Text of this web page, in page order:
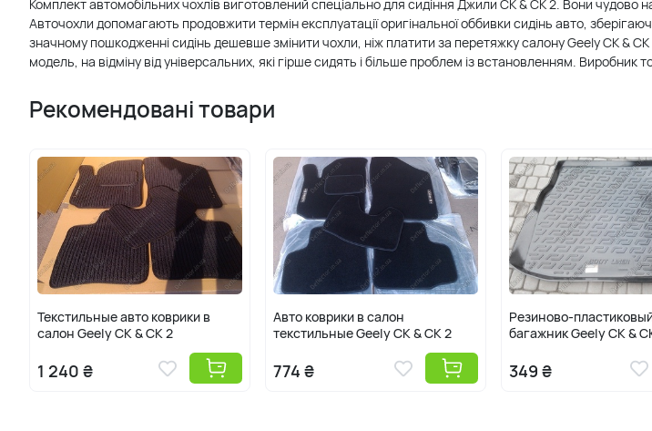
Комплект автомобільних чохлів виготовлений спеціально для сидіння Джили СК & СК 2. Вони чудово
Авточохли допомагають продовжити термін експлуатації оригінальної оббивки сидінь авто,
значному пошкодженні сидінь дешевше змінити чохли, ніж платити за перетяжку салону Geely CK &
модель, на відміну від універсальних, які гірше сидять і більше проблем із встановленням. Виробник
Рекомендовані товари
Текстильные авто коврики в
салон Geely CK & CK 2
1 240 ₴
Авто коврики в салон
текстильные Geely CK & CK 2
774 ₴
Резиново-
багажник Geely CK &
349 ₴